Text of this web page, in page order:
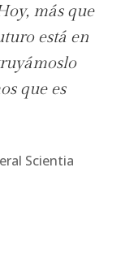
más que
está en
que es
Scientia